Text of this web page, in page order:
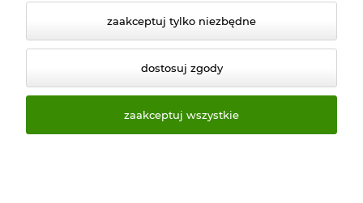
© 2026 ogrod24.com. Wszelkie prawa zastrzeżone.
zaakceptuj tylko niezbędne
dostosuj zgody
zaakceptuj wszystkie